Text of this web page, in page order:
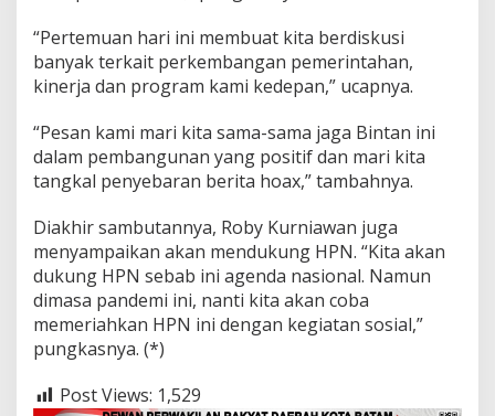
“Pertemuan hari ini membuat kita berdiskusi
banyak terkait perkembangan pemerintahan,
kinerja dan program kami kedepan,” ucapnya.
“Pesan kami mari kita sama-sama jaga Bintan ini
dalam pembangunan yang positif dan mari kita
tangkal penyebaran berita hoax,” tambahnya.
Diakhir sambutannya, Roby Kurniawan juga
menyampaikan akan mendukung HPN. “Kita akan
dukung HPN sebab ini agenda nasional. Namun
dimasa pandemi ini, nanti kita akan coba
memeriahkan HPN ini dengan kegiatan sosial,”
pungkasnya. (*)
Post Views: 1,529